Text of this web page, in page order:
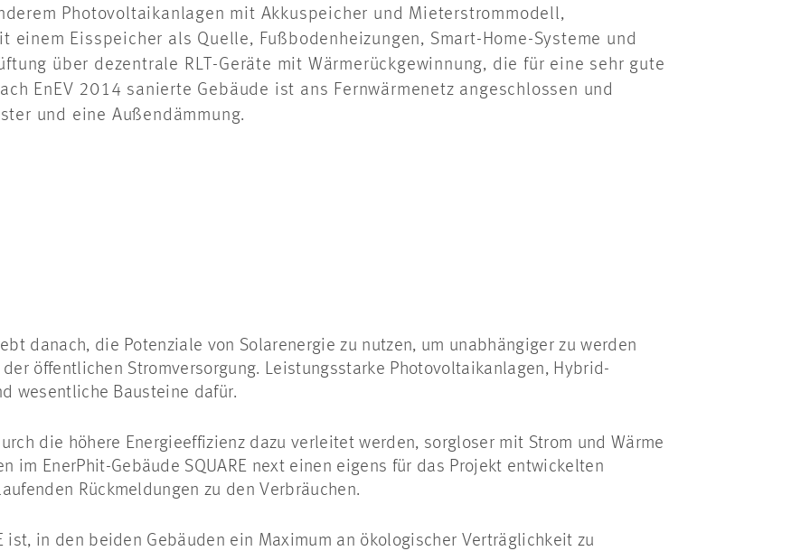
Photovoltaikanlagen mit Akkuspeicher und Mieterstrommodell,
einem Eisspeicher als Quelle, Fußbodenheizungen, Smart-Home-Systeme und
über dezentrale RLT-Geräte mit Wärmerückgewinnung, die für eine sehr gute
EnEV 2014 sanierte Gebäude ist ans Fernwärmenetz angeschlossen und
und eine Außendämmung.
danach, die Potenziale von Solarenergie zu nutzen, um unabhängiger zu werden
öffentlichen Stromversorgung. Leistungsstarke Photovoltaikanlagen, Hybrid-
wesentliche Bausteine dafür.
die höhere Energieeffizienz dazu verleitet werden, sorgloser mit Strom und Wärme
im EnerPhit-Gebäude SQUARE next einen eigens für das Projekt entwickelten
Rückmeldungen zu den Verbräuchen.
ist, in den beiden Gebäuden ein Maximum an ökologischer Verträglichkeit zu